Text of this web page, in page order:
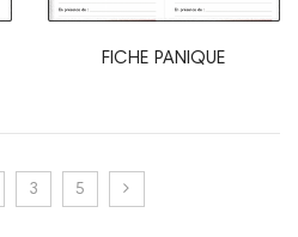
FICHE PANIQUE
3 5